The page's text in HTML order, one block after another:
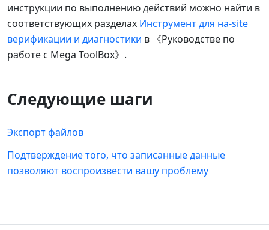
инструкции по выполнению действий можно найти в
соответствующих разделах Инструмент для на-site
верификации и диагностики в 《Руководстве по
работе с Mega ToolBox》.
Следующие шаги
Экспорт файлов
Подтверждение того, что записанные данные
позволяют воспроизвести вашу проблему